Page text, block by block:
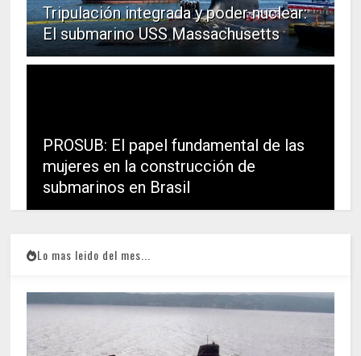
Tripulación integrada y poder nuclear:
El submarino USS Massachusetts
PROSUB: El papel fundamental de las
mujeres en la construcción de
submarinos en Brasil
Lo mas leido del mes...